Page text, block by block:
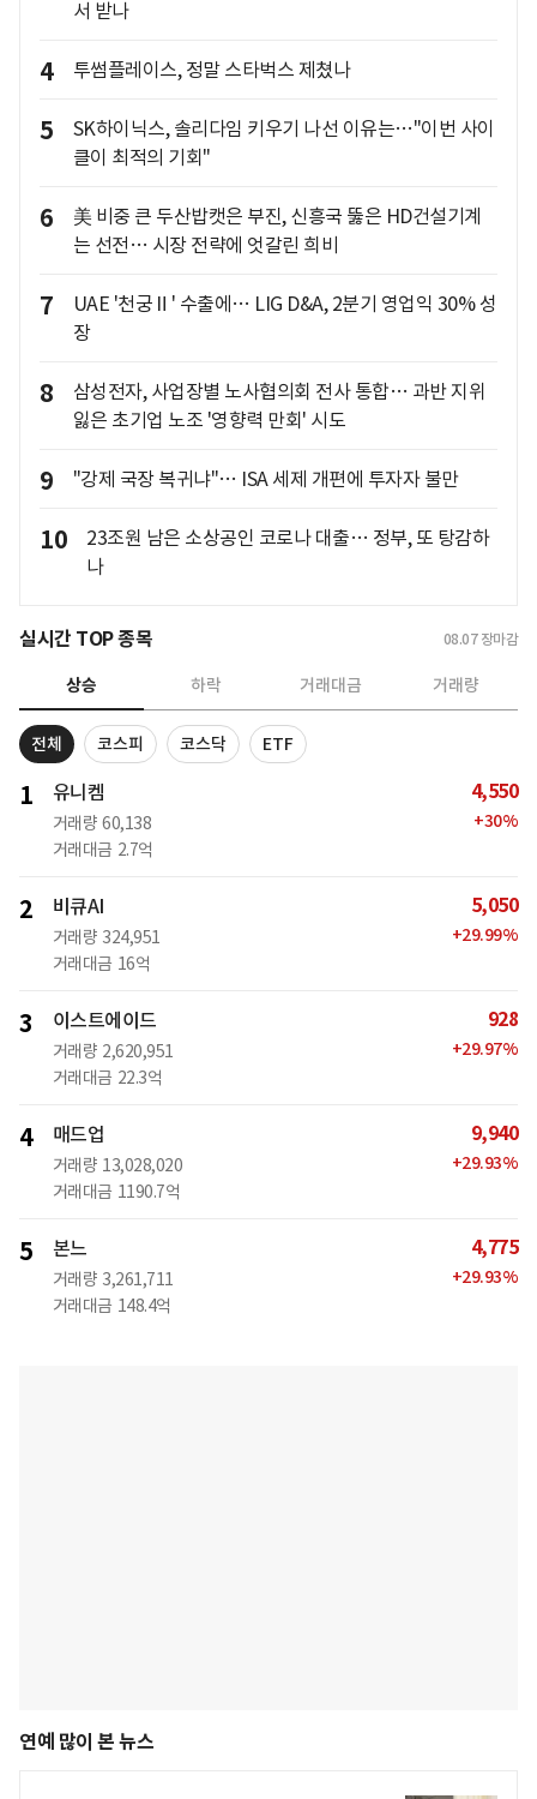
서 받나
4 투썸플레이스, 정말 스타벅스 제쳤나
5
SK하이닉스, 솔리다임 키우기 나선 이유는…"이번 사이
클이 최적의 기회"
6
美 비중 큰 두산밥캣은 부진, 신흥국 뚫은 HD건설기계
는 선전… 시장 전략에 엇갈린 희비
7
UAE '천궁Ⅱ' 수출에… LIG D&A, 2분기 영업익 30% 성
장
8
삼성전자, 사업장별 노사협의회 전사 통합… 과반 지위
잃은 초기업 노조 '영향력 만회' 시도
9 "강제 국장 복귀냐"… ISA 세제 개편에 투자자 불만
10
23조원 남은 소상공인 코로나 대출… 정부, 또 탕감하
나
실시간 TOP 종목 08.07 장마감
상승 하락 거래대금 거래량
전체 코스피 코스닥 ETF
1 유니켐
거래량 60,138
거래대금 2.7억
4,550
+30%
2 비큐AI
거래량 324,951
거래대금 16억
5,050
+29.99%
3 이스트에이드
거래량 2,620,951
거래대금 22.3억
928
+29.97%
4 매드업
거래량 13,028,020
거래대금 1190.7억
9,940
+29.93%
5 본느
거래량 3,261,711
거래대금 148.4억
4,775
+29.93%
연예 많이 본 뉴스